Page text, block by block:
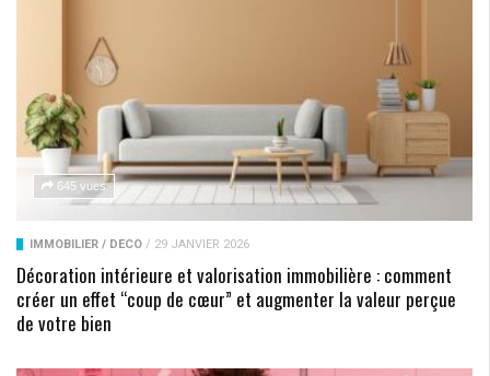
645 vues
IMMOBILIER / DÉCO / 29 JANVIER 2026
Décoration intérieure et valorisation immobilière : comment
créer un effet “coup de cœur” et augmenter la valeur perçue
de votre bien